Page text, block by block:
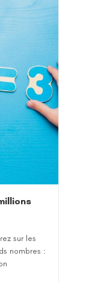
sur les
nombres :